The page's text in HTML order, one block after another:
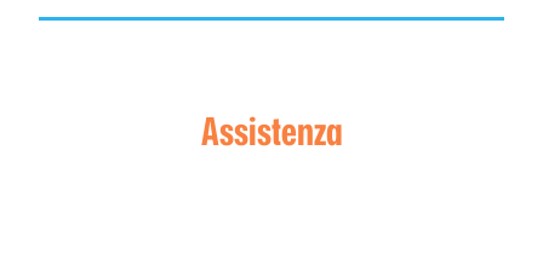
Assistenza